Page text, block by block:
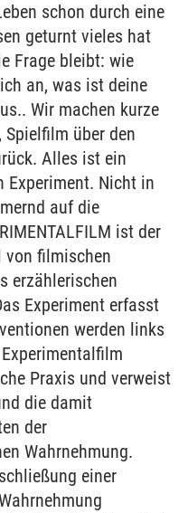
schon durch eine
geturnt vieles hat
Frage bleibt: wie
an, was ist deine
Wir machen kurze
über den
Alles ist ein
Experiment. Nicht in
auf die
ist der
von filmischen
erzählerischen
Experiment erfasst
werden links
Praxis und verweist
die damit
der
Wahrnehmung.
einer